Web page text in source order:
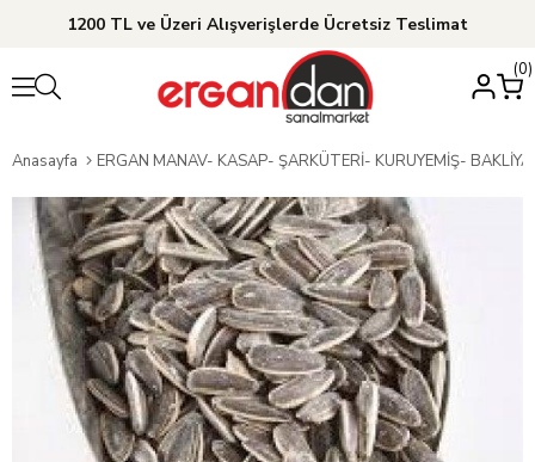
1200 TL ve Üzeri Alışverişlerde Ücretsiz Teslimat
0
Anasayfa ERGAN MANAV- KASAP- ŞARKÜTERİ- KURUYEMİŞ-